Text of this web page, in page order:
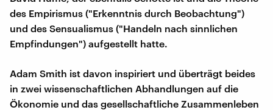
des Empirismus ("Erkenntnis durch Beobachtung")
und des Sensualismus ("Handeln nach sinnlichen
Empfindungen") aufgestellt hatte.
Adam Smith ist davon inspiriert und überträgt beides
in zwei wissenschaftlichen Abhandlungen auf die
Ökonomie und das gesellschaftliche Zusammenleben